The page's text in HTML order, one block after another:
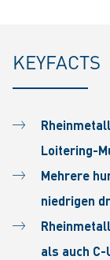
KEYFACTS
Loitering-
Mehrere
niedrigen
als auch C-